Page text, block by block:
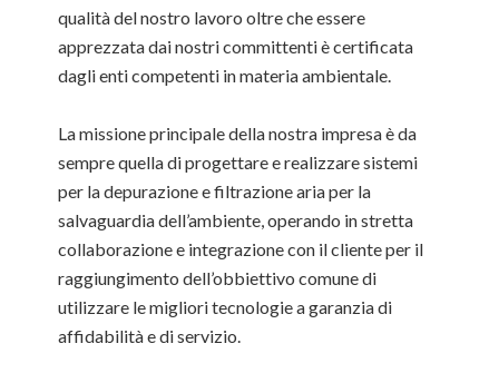
qualità del nostro lavoro oltre che essere
apprezzata dai nostri committenti è certificata
dagli enti competenti in materia ambientale.
La missione principale della nostra impresa è da
sempre quella di progettare e realizzare sistemi
per la depurazione e filtrazione aria per la
salvaguardia dell’ambiente, operando in stretta
collaborazione e integrazione con il cliente per il
raggiungimento dell’obbiettivo comune di
utilizzare le migliori tecnologie a garanzia di
affidabilità e di servizio.